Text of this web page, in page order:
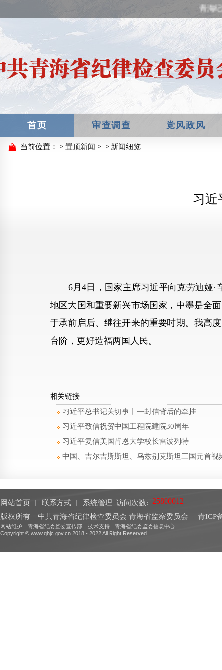
青海
首页 审查调查 党风政风
当前位置： > 置顶新闻 > > 新闻细览
习近
6月4日，国家主席习近平向克劳迪娅·
地区大国和重要新兴市场国家，中墨是全
于承前启后、继往开来的重要时期。我高
台阶，更好造福两国人民。
相关链接
习近平总书记关切事丨一封信背后的牵挂
习近平致信祝贺中国工程院建院30周年
习近平复信美国肯恩大学校长雷波列特
中国、吉尔吉斯斯坦、乌兹别克斯坦三国元首
网站首页 联系方式 系统管理 访问次数:
版权所有 中共青海省纪律检查委员会 青海省监察委员会
青ICP
网站维护 青海省纪委监委宣传部 技术支持 青海省纪委监委信息中心
Copyright © www.qhjc.gov.cn 2018 - 2022 All Right Reserved